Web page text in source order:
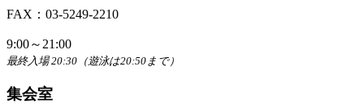
FAX：03-5249-2210
9:00～21:00
最終入場 20:30（遊泳は20:50まで）
集会室